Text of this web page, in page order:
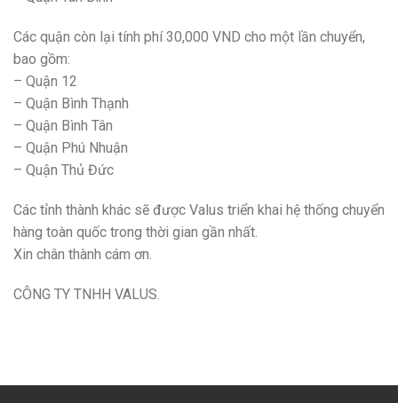
Các quận còn lại tính phí 30,000 VND cho một lần chuyển,
bao gồm:
– Quận 12
– Quận Bình Thạnh
– Quận Bình Tân
– Quận Phú Nhuận
– Quận Thủ Đức
Các tỉnh thành khác sẽ được Valus triển khai hệ thống chuyển
hàng toàn quốc trong thời gian gần nhất.
Xin chân thành cám ơn.
CÔNG TY TNHH VALUS.